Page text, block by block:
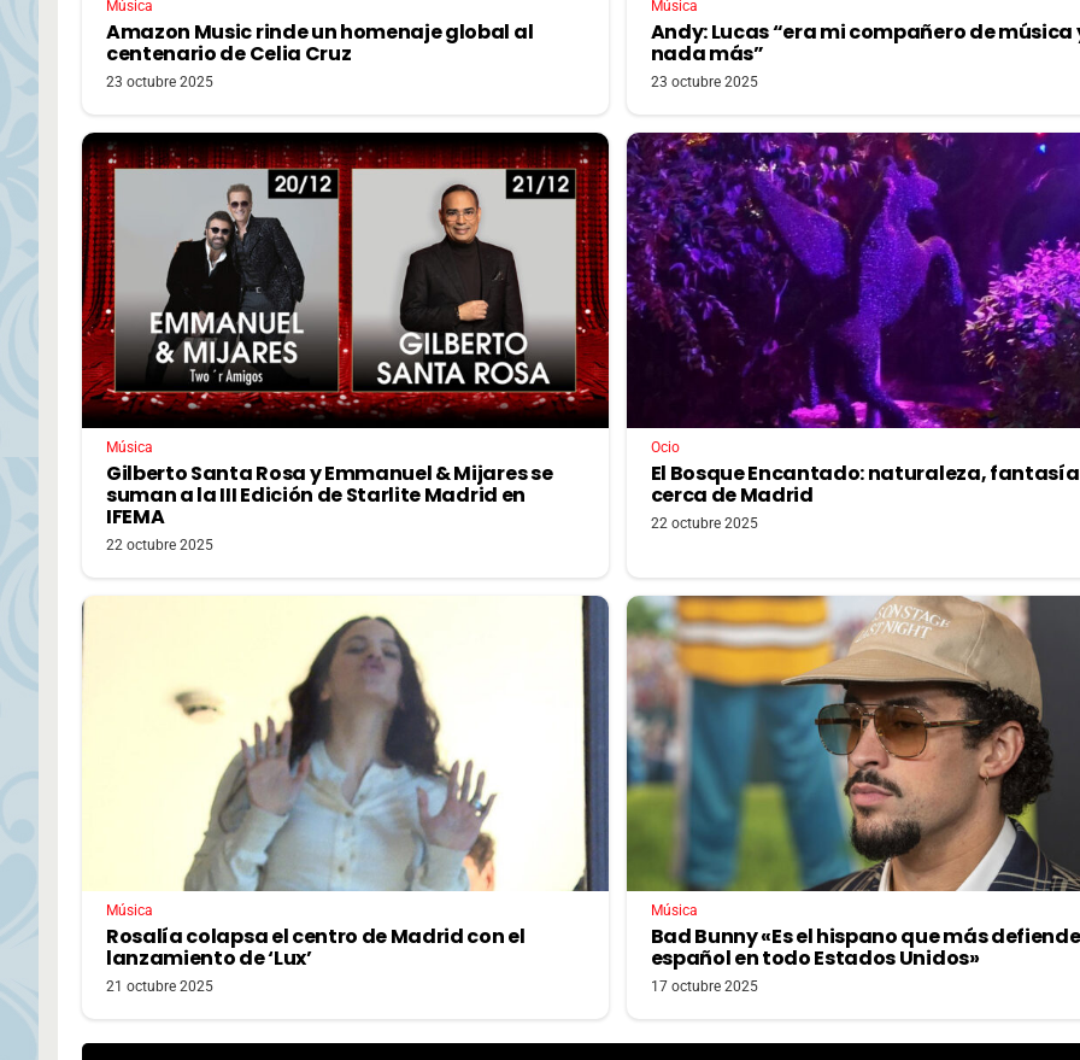
Música
Amazon Music rinde un homenaje global al
centenario de Celia Cruz
23 octubre 2025
Música
Andy: Lucas “era mi compañero de música
nada más”
23 octubre 2025
Música
Gilberto Santa Rosa y Emmanuel & Mijares se
suman a la III Edición de Starlite Madrid en
IFEMA
22 octubre 2025
Ocio
El Bosque Encantado: naturaleza, fantasía
cerca de Madrid
22 octubre 2025
Música
Rosalía colapsa el centro de Madrid con el
lanzamiento de ‘Lux’
21 octubre 2025
Música
Bad Bunny «Es el hispano que más
español en todo Estados Unidos»
17 octubre 2025